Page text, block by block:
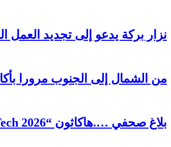
نزار بركة يدعو إلى تجديد العمل
من الشمال إلى الجنوب مرورا
بلاغ صحفي ….هاكاثون “Coop Tech 2026”: منصة رقمية رائدة لتعزيز الذكاء الجماعي وتحقيق التنمية المحلية بمديونة